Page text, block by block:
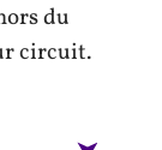
du
circuit.